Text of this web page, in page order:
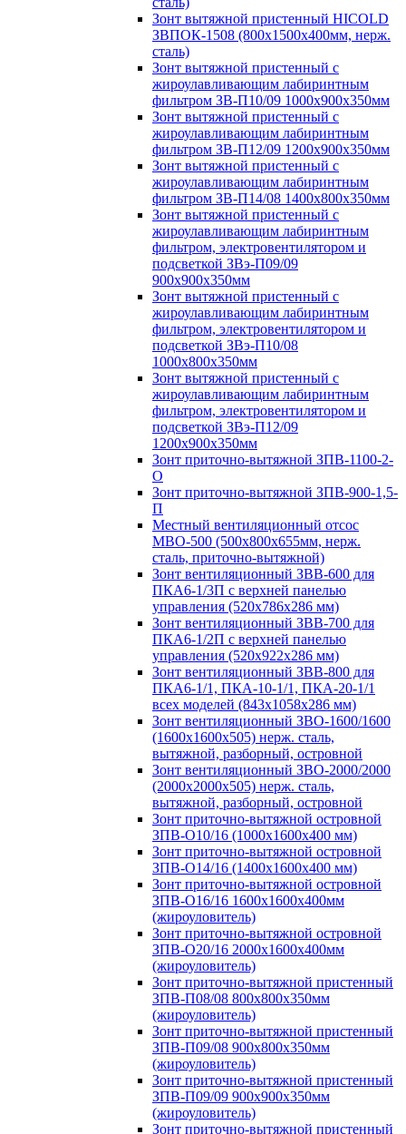
Зонт вытяжной пристенный HICOLD
ЗВПОК-1508 (800х1500х400мм, нерж.
сталь)
Зонт вытяжной пристенный с
жироулавливающим лабиринтным
фильтром ЗВ-П10/09 1000х900х350мм
Зонт вытяжной пристенный с
жироулавливающим лабиринтным
фильтром ЗВ-П12/09 1200х900х350мм
Зонт вытяжной пристенный с
жироулавливающим лабиринтным
фильтром ЗВ-П14/08 1400х800х350мм
Зонт вытяжной пристенный с
жироулавливающим лабиринтным
фильтром, электровентилятором и
подсветкой ЗВэ-П09/09
900х900х350мм
Зонт вытяжной пристенный с
жироулавливающим лабиринтным
фильтром, электровентилятором и
подсветкой ЗВэ-П10/08
1000х800х350мм
Зонт вытяжной пристенный с
жироулавливающим лабиринтным
фильтром, электровентилятором и
подсветкой ЗВэ-П12/09
1200х900х350мм
Зонт приточно-вытяжной ЗПВ-1100-2-
О
Зонт приточно-вытяжной ЗПВ-900-1,5-
П
Местный вентиляционный отсос
МВО-500 (500х800х655мм, нерж.
сталь, приточно-вытяжной)
Зонт вентиляционный ЗВВ-600 для
ПКА6-1/3П с верхней панелью
управления (520х786х286 мм)
Зонт вентиляционный ЗВВ-700 для
ПКА6-1/2П с верхней панелью
управления (520х922х286 мм)
Зонт вентиляционный ЗВВ-800 для
ПКА6-1/1, ПКА-10-1/1, ПКА-20-1/1
всех моделей (843х1058х286 мм)
Зонт вентиляционный ЗВО-1600/1600
(1600х1600х505) нерж. сталь,
вытяжной, разборный, островной
Зонт вентиляционный ЗВО-2000/2000
(2000х2000х505) нерж. сталь,
вытяжной, разборный, островной
Зонт приточно-вытяжной островной
ЗПВ-О10/16 (1000х1600х400 мм)
Зонт приточно-вытяжной островной
ЗПВ-О14/16 (1400х1600х400 мм)
Зонт приточно-вытяжной островной
ЗПВ-О16/16 1600х1600х400мм
(жироуловитель)
Зонт приточно-вытяжной островной
ЗПВ-О20/16 2000х1600х400мм
(жироуловитель)
Зонт приточно-вытяжной пристенный
ЗПВ-П08/08 800х800х350мм
(жироуловитель)
Зонт приточно-вытяжной пристенный
ЗПВ-П09/08 900х800х350мм
(жироуловитель)
Зонт приточно-вытяжной пристенный
ЗПВ-П09/09 900х900х350мм
(жироуловитель)
Зонт приточно-вытяжной пристенный